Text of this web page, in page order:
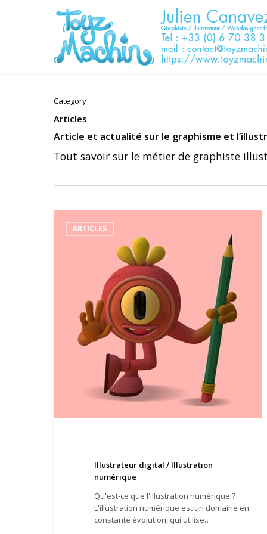
Category
Articles
Article et actualité sur le graphisme et
Tout savoir sur le métier de graphiste
digitalARTICLES
Illustrateur digital / Illustration
numérique
Qu'est-ce que l'illustration numérique ?
L'illustration numérique est un domaine en
constante évolution, qui utilise…